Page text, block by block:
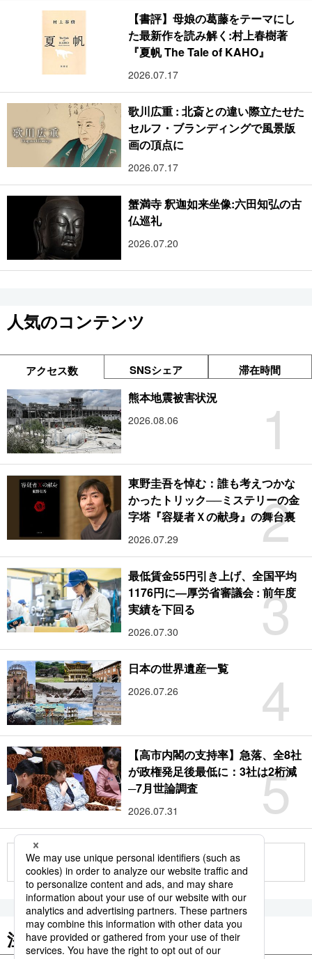
【書評】母娘の葛藤をテーマにし
た最新作を読み解く:村上春樹著
『夏帆 The Tale of KAHO』
2026.07.17
歌川広重 : 北斎との違い際立たせた
セルフ・ブランディングで風景版
画の頂点に
2026.07.17
蟹満寺 釈迦如来坐像:六田知弘の古
仏巡礼
2026.07.20
人気のコンテンツ
アクセス数 SNSシェア 滞在時間
1
熊本地震被害状況
2026.08.06
2
東野圭吾を悼む：誰も考えつかな
かったトリック──ミステリーの金
字塔『容疑者Ｘの献身』の舞台裏
2026.07.29
3
最低賃金55円引き上げ、全国平均
1176円に―厚労省審議会 : 前年度
実績を下回る
2026.07.30
4
日本の世界遺産一覧
2026.07.26
5
【高市内閣の支持率】急落、全8社
が政権発足後最低に：3社は2桁減
─7月世論調査
2026.07.31
もっと見る
注目のキーワード